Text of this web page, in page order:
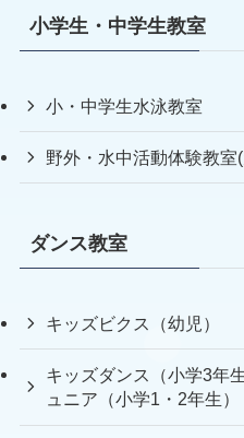
小学生・中学生教室
小・中学生水泳教室
野外・水中活動体験教室
ダンス教室
キッズビクス（幼児）
キッズダンス（小学3年
ュニア（小学1・2年生）